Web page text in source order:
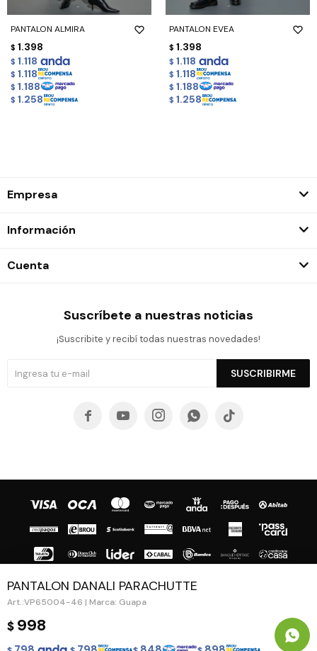
PANTALON DANALI PARACHUTTE
VP65004-46 | Marca: Guapa
$ 998
PANTALON ALMIRA
$ 1.398
$ 1.118
$ 1.118
$ 1.188
$ 1.258
PANTALON EVEA
$ 1.398
$ 1.118
$ 1.118
$ 1.188
$ 1.258
Empresa
Información
Cuenta
Suscríbete a nuestras noticias
¡Suscribite y recibí todas nuestras novedades!
SUSCRIBIRME
    